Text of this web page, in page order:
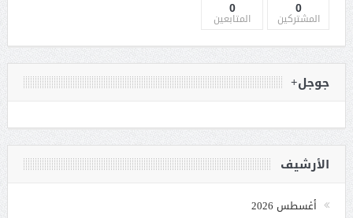
0
المشتركين
0
المتابعين
جوجل+
الأرشيف
أغسطس 2026